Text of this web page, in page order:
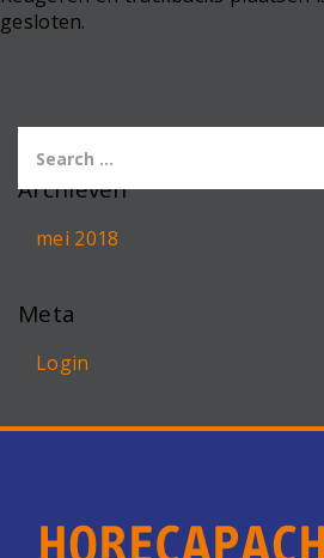
gesloten.
Archieven
mei 2018
Meta
Login